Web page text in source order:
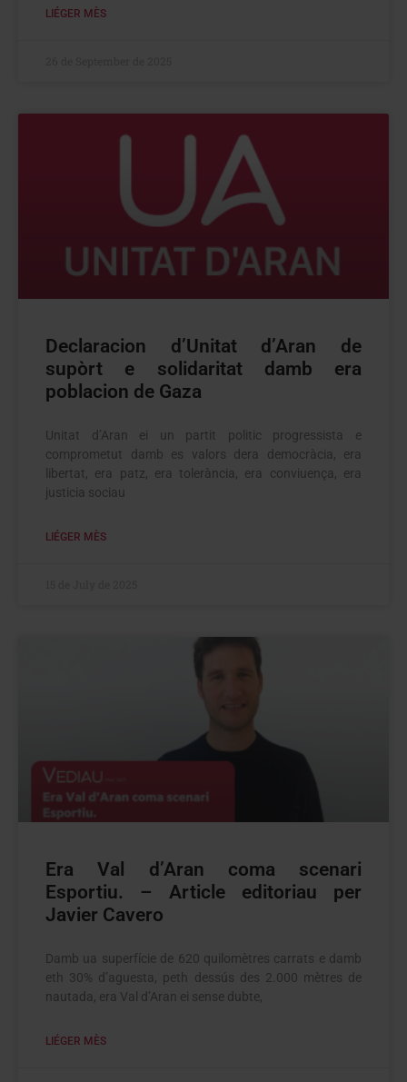
LIÉGER MÈS
Declaracion d’Unitat d’Aran de
supòrt e solidaritat damb era
poblacion de Gaza
Unitat d’Aran ei un partit politic progressista e
comprometut damb es valors dera democràcia, era
libertat, era patz, era tolerància, era conviuença, era
justicia sociau
LIÉGER MÈS
Era Val d’Aran coma scenari
Esportiu. – Article editoriau per
Javier Cavero
Damb ua superfície de 620 quilomètres carrats e damb
eth 30% d’aguesta, peth dessús des 2.000 mètres de
nautada, era Val d’Aran ei sense dubte,
LIÉGER MÈS